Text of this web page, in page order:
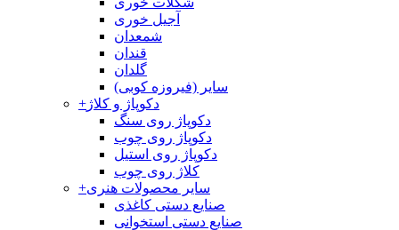
آجیل خوری
شمعدان
قندان
گلدان
سایر (فیروزه کوبی)
+دکوپاژ و کلاژ
دکوپاژ روی سنگ
دکوپاژ روی چوب
دکوپاژ روی استیل
کلاژ روی چوب
+سایر محصولات هنری
صنایع دستی کاغذی
صنایع دستی استخوانی